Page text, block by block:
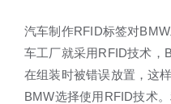
汽车制作RFID标签对
车工厂就采用RFID技术，
在组装时被错误放置，这
BMW选择使用RFID技术